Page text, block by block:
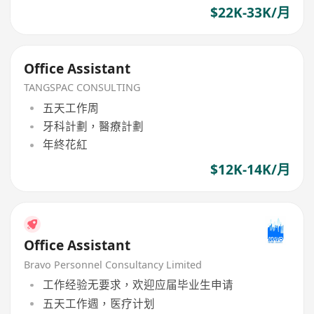
$22K-33K/月
Office Assistant
TANGSPAC CONSULTING
五天工作周
牙科計劃，醫療計劃
年終花紅
$12K-14K/月
Office Assistant
Bravo Personnel Consultancy Limited
工作经验无要求，欢迎应届毕业生申请
五天工作週，医疗计划